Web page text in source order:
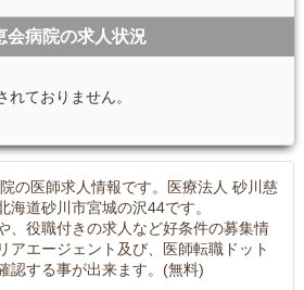
病院の求人状況
ておりません。
の医師求人情報です。医療法人 砂川慈
海道砂川市宮城の沢44です。
、役職付きの求人など好条件の募集情
アエージェント及び、医師転職ドット
認する事が出来ます。(無料)